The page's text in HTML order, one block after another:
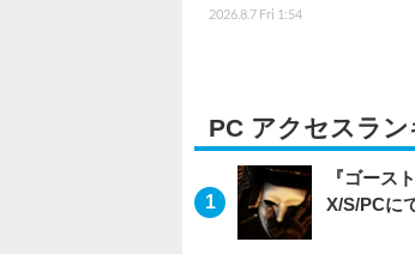
2026.8.7 Fri 1:54
PC アクセスラ
『ゴース
X/S/PCに